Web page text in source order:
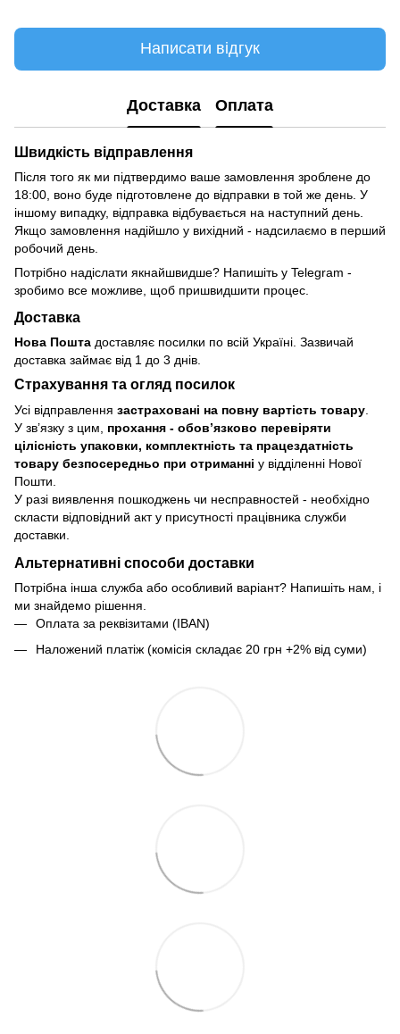
Написати відгук
Доставка Оплата
Швидкість відправлення
Після того як ми підтвердимо ваше замовлення зроблене до
18:00, воно буде підготовлене до відправки в той же день. У
іншому випадку, відправка відбувається на наступний день.
Якщо замовлення надійшло у вихідний - надсилаємо в перший
робочий день.
Потрібно надіслати якнайшвидше? Напишіть у Telegram -
зробимо все можливе, щоб пришвидшити процес.
Доставка
Нова Пошта доставляє посилки по всій Україні. Зазвичай
доставка займає від 1 до 3 днів.
Страхування та огляд посилок
Усі відправлення застраховані на повну вартість товару.
У зв’язку з цим, прохання - обовʼязково перевіряти
цілісність упаковки, комплектність та працездатність
товару безпосередньо при отриманні у відділенні Нової
Пошти.
У разі виявлення пошкоджень чи несправностей - необхідно
скласти відповідний акт у присутності працівника служби
доставки.
Альтернативні способи доставки
Потрібна інша служба або особливий варіант? Напишіть нам, і
ми знайдемо рішення.
Оплата за реквізитами (IBAN)
Наложений платіж (комісія складає 20 грн +2% від суми)